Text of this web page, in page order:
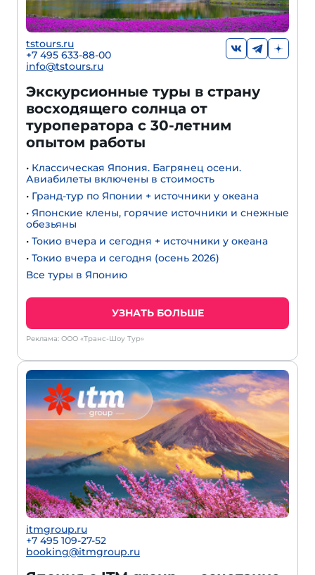
tstours.ru
+7 495 633-88-00
info@tstours.ru
Экскурсионные туры в страну
восходящего солнца от
туроператора с 30-летним
опытом работы
• Классическая Япония. Багрянец осени.
Авиабилеты включены в стоимость
• Гранд-тур по Японии + источники у океана
• Японские клены, горячие источники и снежные
обезьяны
• Токио вчера и сегодня + источники у океана
• Токио вчера и сегодня (осень 2026)
Все туры в Японию
УЗНАТЬ БОЛЬШЕ
Реклама: ООО «Транс-Шоу Тур»
itmgroup.ru
+7 495 109-27-52
booking@itmgroup.ru